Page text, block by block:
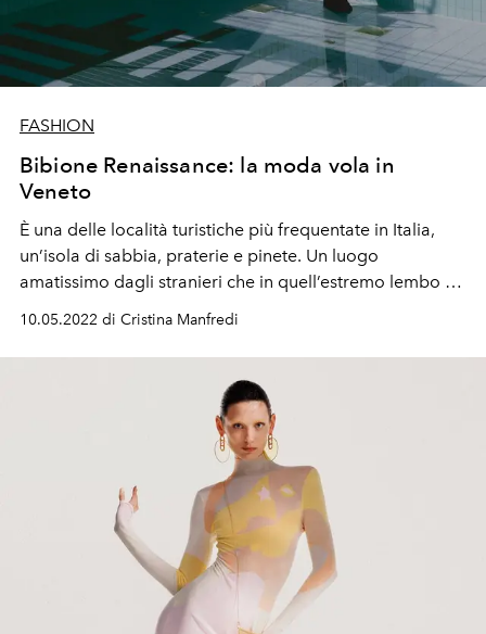
FASHION
Bibione Renaissance: la moda vola in
Veneto
È una delle località turistiche più frequentate in Italia,
un’isola di sabbia, praterie e pinete. Un luogo
amatissimo dagli stranieri che in quell’estremo lembo di
Veneto trovano la calma, la natura e la cosa più
scattato a Bibione nell’attimo in cui regna ancora il
ripartire.
10.05.2022 di Cristina Manfredi